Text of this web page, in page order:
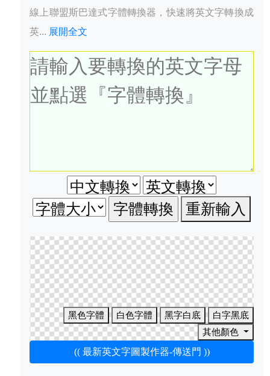
線上聯盟斯巴達式字體轉換器，快速將英文字轉換成
英... 展開全文
重新輸入
黑色字體 白色字體 黑字白底
白字黑底
其他顏色
(( 最新英文字圖製作器-傳送門 ))